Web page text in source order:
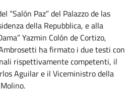
“Salón Paz” del Palazzo de las
della Repubblica, e alla
Yazmin Colón de Cortizo,
ha firmato i due testi con
rispettivamente competenti, il
Aguilar e il Viceministro della